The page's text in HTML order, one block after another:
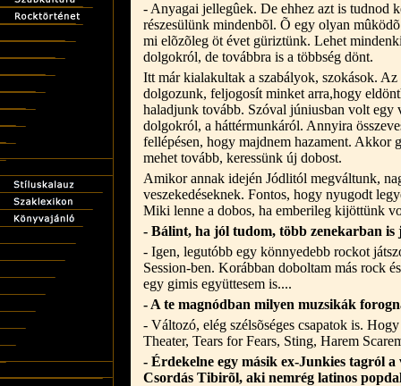
- Anyagai jellegûek. De ehhez azt is tudnod
részesülünk mindenbõl. Õ egy olyan
mi elõzõleg öt évet güriztünk. Lehet
dolgokról, de továbbra is a többség dönt.
Itt már kialakultak a szabályok, szokások. Az
dolgozunk, feljogosít minket arra,hogy
haladjunk tovább. Szóval júniusban volt
dolgokról, a háttérmunkáról. Annyira
fellépésen, hogy majdnem hazament. Akkor
mehet tovább, keressünk új dobost.
Amikor annak idején Jódlitól megváltunk,
veszekedéseknek. Fontos, hogy nyugodt
Miki lenne a dobos, ha emberileg kijöttünk
- Bálint, ha jól tudom, több zenekarban is
- Igen, legutóbb egy könnyedebb rockot
Session-ben. Korábban doboltam más rock
egy gimis együttesem is....
- A te magnódban milyen muzsikák
- Változó, elég szélsõséges csapatok is.
Theater, Tears for Fears, Sting, Harem
- Érdekelne egy másik ex-Junkies tagról a
Csordás Tibirõl, aki nemrég latinos